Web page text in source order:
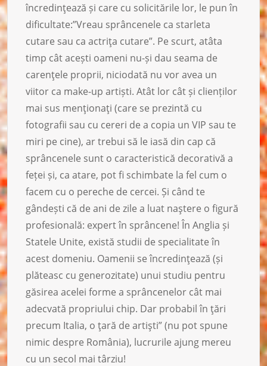
încredinţează și care cu solicitările lor, le pun în
dificultate:”Vreau sprâncenele ca starleta
cutare sau ca actriţa cutare”. Pe scurt, atâta
timp cât acești oameni nu-și dau seama de
carenţele proprii, niciodată nu vor avea un
viitor ca make-up artiști. Atât lor cât și clienților
mai sus menţionaţi (care se prezintă cu
fotografii sau cu cereri de a copia un VIP sau te
miri pe cine), ar trebui să le iasă din cap că
sprâncenele sunt o caracteristică decorativă a
feței și, ca atare, pot fi schimbate la fel cum o
facem cu o pereche de cercei. Și când te
gândești că de ani de zile a luat naştere o figură
profesională: expert în sprâncene! În Anglia și
Statele Unite, există studii de specialitate în
acest domeniu. Oamenii se încredinţează (și
plăteasc cu generozitate) unui studiu pentru
găsirea acelei forme a sprâncenelor cât mai
adecvată propriului chip. Dar probabil în ţări
precum Italia, o ţară de artişti” (nu pot spune
nimic despre România), lucrurile ajung mereu
cu un secol mai târziu!